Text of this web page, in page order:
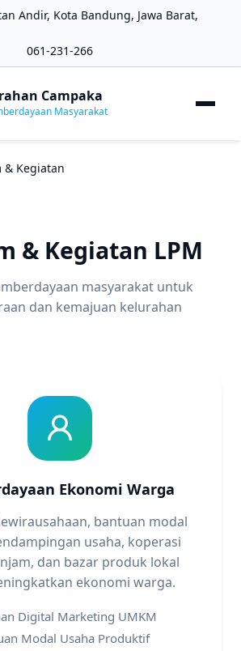
Andir, Kota Bandung, Jawa Barat,
061-231-266
Campaka
Masyarakat
& Kegiatan
& Kegiatan LPM
masyarakat untuk
dan kemajuan kelurahan
Ekonomi Warga
bantuan modal
usaha, koperasi
dan bazar produk lokal
ekonomi warga.
Digital Marketing UMKM
Modal Usaha Produktif